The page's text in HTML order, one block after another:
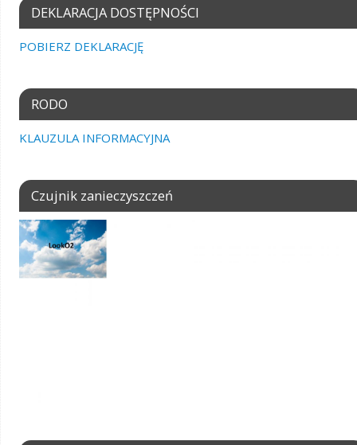
DEKLARACJA DOSTĘPNOŚCI
POBIERZ DEKLARACJĘ
RODO
KLAUZULA INFORMACYJNA
Czujnik zanieczyszczeń